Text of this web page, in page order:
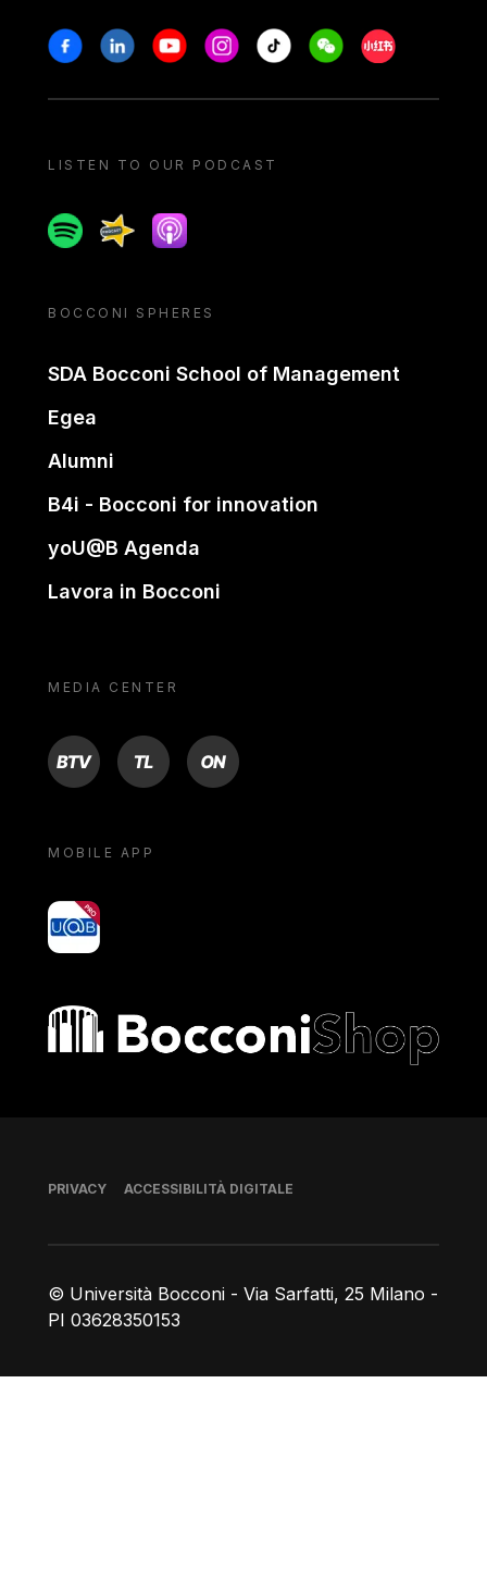
Stay in touch
FacebookLinkedinYoutubeInstagram
Tiktok WeechatXiaohongshu/
LISTEN TO OUR PODCAST
SpotifySpreakerApple podcast
BOCCONI SPHERES
SDA Bocconi School of Management
Egea
Alumni
B4i - Bocconi for innovation
yoU@B Agenda
Lavora in Bocconi
MEDIA CENTER
BTV TL ON
MOBILE APP
yoU@B
Bocconi shop
© Università Bocconi - Via Sarfatti, 25 Milano -
PI 03628350153
Piè di pagina
PRIVACY ACCESSIBILITÀ DIGITALE